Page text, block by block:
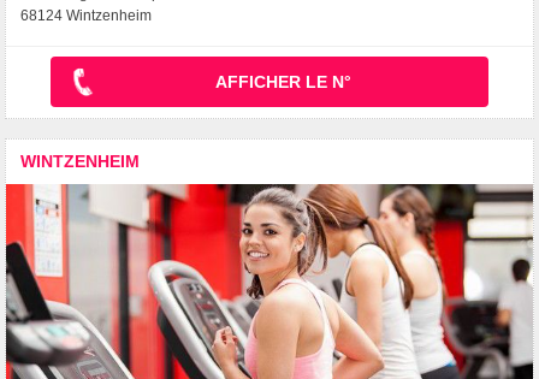
68124 Wintzenheim
AFFICHER LE N°
WINTZENHEIM